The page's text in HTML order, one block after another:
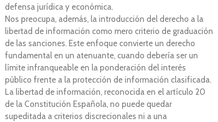
defensa jurídica y económica.
Nos preocupa, además, la introducción del derecho a la
libertad de información como mero criterio de graduación
de las sanciones. Este enfoque convierte un derecho
fundamental en un atenuante, cuando debería ser un
límite infranqueable en la ponderación del interés
público frente a la protección de información clasificada.
La libertad de información, reconocida en el artículo 20
de la Constitución Española, no puede quedar
supeditada a criterios discrecionales ni a una